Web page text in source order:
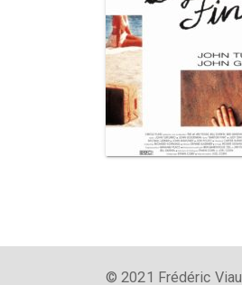
© 2021 Frédéric